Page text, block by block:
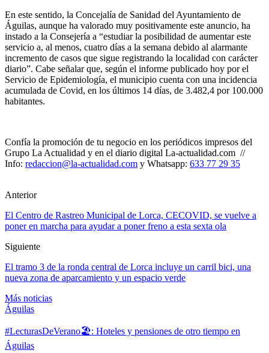
En este sentido, la Concejalía de Sanidad del Ayuntamiento de
Águilas, aunque ha valorado muy positivamente este anuncio, ha
instado a la Consejería a “estudiar la posibilidad de aumentar este
servicio a, al menos, cuatro días a la semana debido al alarmante
incremento de casos que sigue registrando la localidad con carácter
diario”. Cabe señalar que, según el informe publicado hoy por el
Servicio de Epidemiología, el municipio cuenta con una incidencia
acumulada de Covid, en los últimos 14 días, de 3.482,4 por 100.000
habitantes.
Confía la promoción de tu negocio en los periódicos impresos del
Grupo La Actualidad y en el diario digital La-actualidad.com //
Info: redaccion@la-actualidad.com y Whatsapp: 633 77 29 35
Anterior
El Centro de Rastreo Municipal de Lorca, CECOVID, se vuelve a
poner en marcha para ayudar a poner freno a esta sexta ola
Siguiente
El tramo 3 de la ronda central de Lorca incluye un carril bici, una
nueva zona de aparcamiento y un espacio verde
Más noticias
Águilas
#LecturasDeVerano🏖: Hoteles y pensiones de otro tiempo en
Águilas